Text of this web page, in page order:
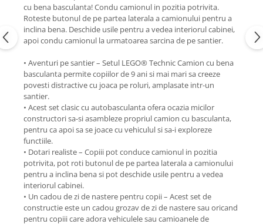
cu bena basculanta! Condu camionul in pozitia potrivita.
Roteste butonul de pe partea laterala a camionului pentru a
inclina bena. Deschide usile pentru a vedea interiorul cabinei,
apoi condu camionul la urmatoarea sarcina de pe santier.
• Aventuri pe santier – Setul LEGO® Technic Camion cu bena
basculanta permite copiilor de 9 ani si mai mari sa creeze
povesti distractive cu joaca pe roluri, amplasate intr-un
santier.
• Acest set clasic cu autobasculanta ofera ocazia micilor
constructori sa-si asambleze propriul camion cu basculanta,
pentru ca apoi sa se joace cu vehiculul si sa-i exploreze
functiile.
• Dotari realiste – Copiii pot conduce camionul in pozitia
potrivita, pot roti butonul de pe partea laterala a camionului
pentru a inclina bena si pot deschide usile pentru a vedea
interiorul cabinei.
• Un cadou de zi de nastere pentru copii – Acest set de
constructie este un cadou grozav de zi de nastere sau oricand
pentru copiii care adora vehiculele sau camioanele de